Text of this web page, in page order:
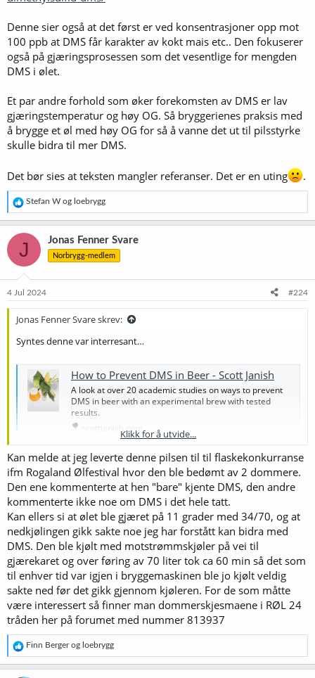
Denne sier også at det først er ved konsentrasjoner opp mot
100 ppb at DMS får karakter av kokt mais etc.. Den fokuserer
også på gjæringsprosessen som det vesentlige for mengden
DMS i ølet.
Et par andre forhold som øker forekomsten av DMS er lav
gjæringstemperatur og høy OG. Så bryggerienes praksis med
å brygge et øl med høy OG for så å vanne det ut til pilsstyrke
skulle bidra til mer DMS.
Det bør sies at teksten mangler referanser. Det er en uting .
R
e
a
k
s
j
o
e
Stefan W og loebrygg
J Jonas Fenner Svare
Norbrygg-medlem
4 Jul 2024 #224
Jonas Fenner Svare skrev:
Syntes denne var interresant…
How to Prevent DMS in Beer - Scott Janish
A look at over 20 academic studies on ways to prevent
DMS in beer with an experimental brew with tested
results.
scottjanish.com
Her snakker han også om DMS i kragtif humlet øl.
Har selv akkurat satt en tysk pils til gjæring som bare ble kokt i 30
min, og er veldig spent på resultatet mtp DMS.
Klikk for å utvide...
Kan melde at jeg leverte denne pilsen til til flaskekonkurranse
ifm Rogaland Ølfestival hvor den ble bedømt av 2 dommere.
Den ene kommenterte at hen "bare" kjente DMS, den andre
kommenterte ikke noe om DMS i det hele tatt.
Kan ellers si at ølet ble gjæret på 11 grader med 34/70, og at
nedkjølingen gikk sakte noe jeg har forstått kan bidra med
DMS. Den ble kjølt med motstrømmskjøler på vei til
gjærekaret og over føring av 70 liter tok ca 60 min så det som
til enhver tid var igjen i bryggemaskinen ble jo kjølt veldig
sakte ned før det gikk gjennom kjøleren. For de som måtte
være interessert så finner man dommerskjesmaene i RØL 24
tråden her på forumet med nummer 813937
R
e
a
Finn Bergerog loebrygg